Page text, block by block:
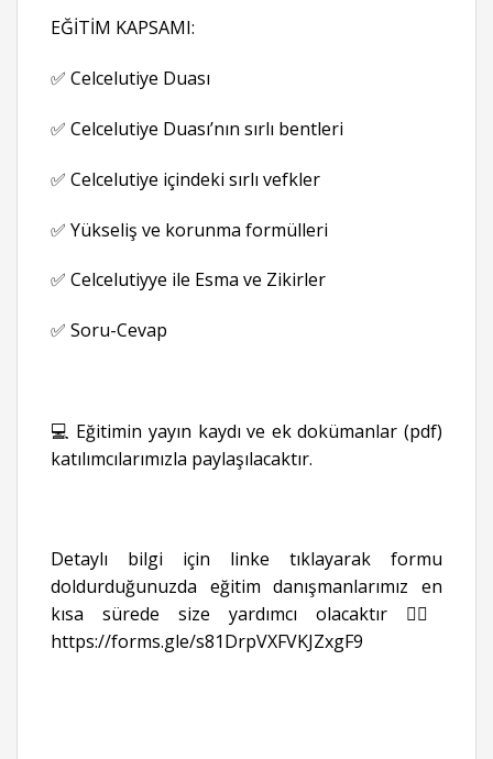
EĞİTİM KAPSAMI:
✅ Celcelutiye Duası
✅ Celcelutiye Duası’nın sırlı bentleri
✅ Celcelutiye içindeki sırlı vefkler
✅ Yükseliş ve korunma formülleri
✅ Celcelutiyye ile Esma ve Zikirler
✅ Soru-Cevap
💻 Eğitimin yayın kaydı ve ek dokümanlar (pdf)
katılımcılarımızla paylaşılacaktır.
Detaylı bilgi için linke tıklayarak formu
doldurduğunuzda eğitim danışmanlarımız en
kısa sürede size yardımcı olacaktır 👉🏻
https://forms.gle/s81DrpVXFVKJZxgF9